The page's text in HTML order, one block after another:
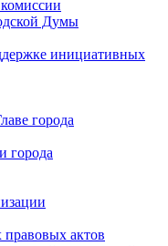
Думы
инициативных
города
города
актов